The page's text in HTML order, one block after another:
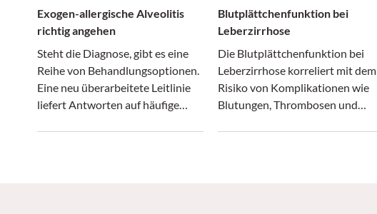
Exogen-allergische Alveolitis
richtig angehen
Steht die Diagnose, gibt es eine
Reihe von Behandlungsoptionen.
Eine neu überarbeitete Leitlinie
liefert Antworten auf häufige
Blutplättchenfunktion bei
Leberzirrhose
Die Blutplättchenfunktion bei
Leberzirrhose korreliert mit dem
Risiko von Komplikationen wie
Blutungen, Thrombosen und